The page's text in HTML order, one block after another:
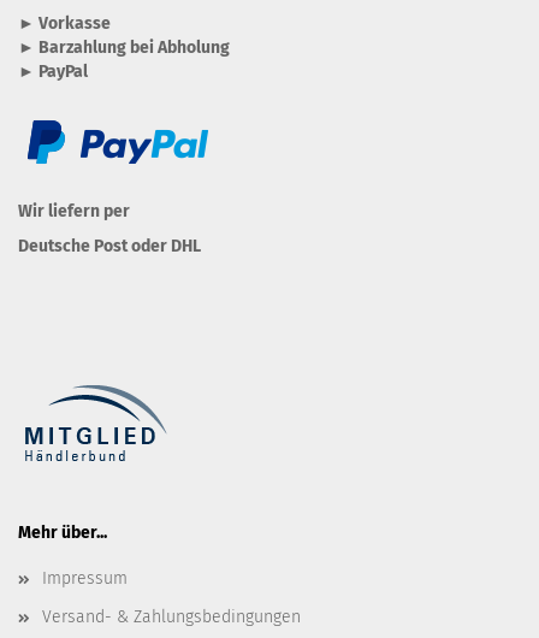
► Vorkasse
► Barzahlung bei Abholung
► PayPal
Wir liefern per
Deutsche Post oder DHL
Mehr über...
Impressum
Versand- & Zahlungsbedingungen